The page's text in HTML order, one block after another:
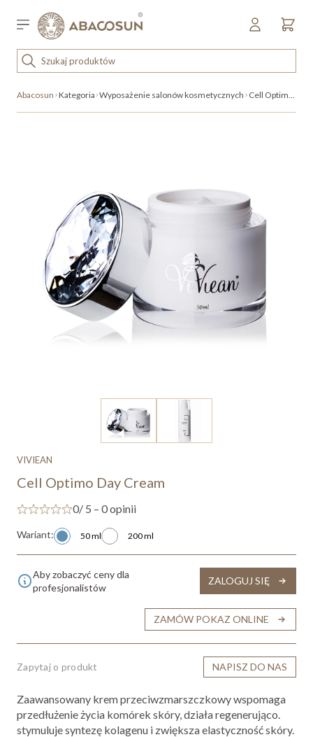
Sklep detaliczny
OUTLET
KOSMETYKI
Abacosun Kategoria Wyposażenie salonów kosmetycznych Cell Optimo Day Cream
VIVIEAN
Cell Optimo Day Cream
0/ 5 – 0 opinii
Wariant: 50 ml 200 ml
Aby zobaczyć ceny dla
profesjonalistów
ZALOGUJ SIĘ
ZAMÓW POKAZ ONLINE
Zapytaj o produkt NAPISZ DO NAS
Zaawansowany krem przeciwzmarszczkowy wspomaga
przedłużenie życia komórek skóry, działa regenerująco.
stymuluje syntezę kolagenu i zwiększa elastyczność skóry.